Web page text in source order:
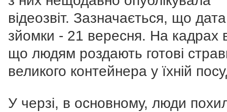
відеозвіт. Зазначається, що дата
зйомки - 21 вересня. На кадрах
що людям роздають готові
великого контейнера у їхній
У черзі, в основному, люди